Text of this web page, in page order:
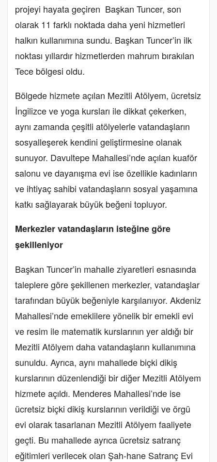
projeyi hayata geçiren Başkan Tuncer, son
olarak 11 farklı noktada daha yeni hizmetleri
halkın kullanımına sundu. Başkan Tuncer’in ilk
noktası yıllardır hizmetlerden mahrum bırakılan
Tece bölgesi oldu.
Bölgede hizmete açılan Mezitli Atölyem, ücretsiz
İngilizce ve yoga kursları ile dikkat çekerken,
aynı zamanda çeşitli atölyelerle vatandaşların
sosyalleşerek kendini geliştirmesine olanak
sunuyor. Davultepe Mahallesi’nde açılan kuaför
salonu ve dayanışma evi ise özellikle kadınların
ve ihtiyaç sahibi vatandaşların sosyal yaşamına
katkı sağlayarak büyük beğeni topluyor.
Merkezler vatandaşların isteğine göre
şekilleniyor
Başkan Tuncer’in mahalle ziyaretleri esnasında
taleplere göre şekillenen merkezler, vatandaşlar
tarafından büyük beğeniyle karşılanıyor. Akdeniz
Mahallesi’nde emeklilere yönelik bir emekli evi
ve resim ile matematik kurslarının yer aldığı bir
Mezitli Atölyem daha vatandaşların kullanımına
sunuldu. Ayrıca, aynı mahallede biçki dikiş
kurslarının düzenlendiği bir diğer Mezitli Atölyem
hizmete açıldı. Menderes Mahallesi’nde ise
ücretsiz biçki dikiş kurslarının verildiği ve örgü
evi olarak tasarlanan Mezitli Atölyem faaliyete
geçti. Bu mahallede ayrıca ücretsiz satranç
eğitimleri verilecek olan Şah-hane Satranç Evi